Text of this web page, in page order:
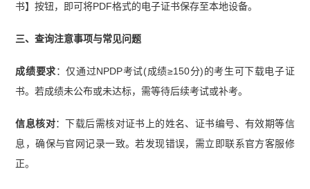
书】按钮，即可将PDF格式的电子证书保存至本地设备。
三、查询注意事项与常见问题
成绩要求：仅通过NPDP考试(成绩≥150分)的考生可下载电子证
书。若成绩未公布或未达标，需等待后续考试或补考。
信息核对：下载后需核对证书上的姓名、证书编号、有效期等信
息，确保与官网记录一致。若发现错误，需立即联系官方客服修
正。